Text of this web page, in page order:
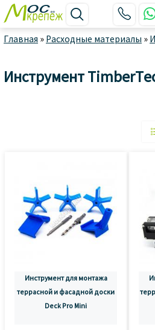

Главная » Расходные материалы »
Инструмент
Инструмент для монтажа
террасной и фасадной доски
Deck Pro Mini